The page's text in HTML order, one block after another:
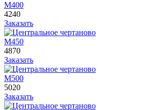
М400
4240
Заказать
М450
4870
Заказать
М500
5020
Заказать